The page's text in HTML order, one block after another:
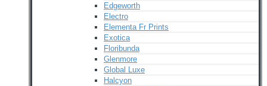
Edgeworth
Electro
Elementa Fr Prints
Exotica
Floribunda
Glenmore
Global Luxe
Halcyon